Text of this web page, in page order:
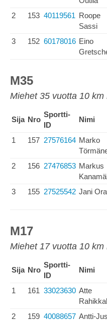
2 153 40119561 Roope
Sassi
3 152 60178016 Eino
M35
Miehet 35 vuotta 10 km
Sija Nro
Sportti-
ID
Nimi
1 157 27576164 Marko
2 156 27476853 Markus
3 155 27525542 Jani
M17
Miehet 17 vuotta 10 km
Sija Nro
Sportti-
ID
Nimi
1 161 33023630 Atte
2 159 40088657 Antti-